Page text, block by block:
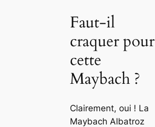
Faut-il
craquer pour
cette
Maybach ?
Clairement, oui ! La
Maybach Albatroz